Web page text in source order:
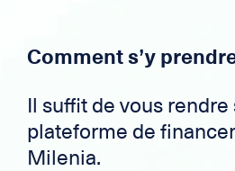
Comment s’y
Il suffit de vous rendre
plateforme de
Milenia.